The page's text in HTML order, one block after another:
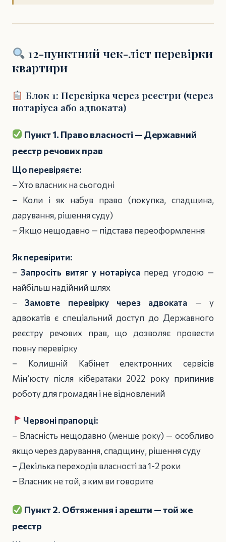
12-пунктний чек-ліст перевірки
квартири
Блок 1: Перевірка через реєстри (через
нотаріуса або адвоката)
Пункт 1. Право власності — Державний
реєстр речових прав
Що перевіряєте:
– Хто власник на сьогодні
– Коли і як набув право (покупка, спадщина,
дарування, рішення суду)
– Якщо нещодавно — підстава переоформлення
Як перевірити:
–Запросіть витяг у нотаріуса перед угодою —
найбільш надійний шлях
–Замовте перевірку через адвоката — у
адвокатів є спеціальний доступ до Державного
реєстру речових прав, що дозволяє провести
повну перевірку
– Колишній Кабінет електронних сервісів
Мін’юсту після кібератаки 2022 року припинив
роботу для громадян і не відновлений
Червоні прапорці:
– Власність нещодавно (менше року) — особливо
якщо через дарування, спадщину, рішення суду
– Декілька переходів власності за 1-2 роки
– Власник не той, з ким ви говорите
Пункт 2. Обтяження і арешти — той же
реєстр